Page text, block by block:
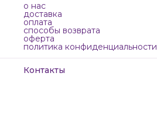
о нас
доставка
оплата
способы возврата
оферта
политика конфиденциальности
Контакты